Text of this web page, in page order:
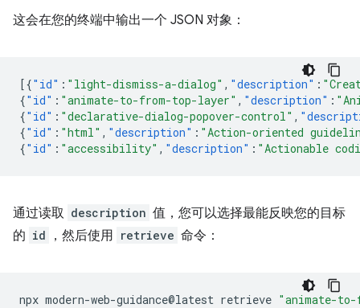
这会在您的终端中输出一个 JSON 对象：
[{"id" : "light-dismiss-a-dialog" , "description" :
{"id" : "animate-to-from-top-layer" , "description" :
{"id" : "declarative-dialog-popover-control" ,
{"id" : "html" , "description" : "Action-oriented
{"id" : "accessibility" , "description" : "Actionable
通过读取 description 值，您可以选择最能反映您的目标
的 id ，然后使用 retrieve 命令：
npx modern-web-guidance@latest retrieve "animate-